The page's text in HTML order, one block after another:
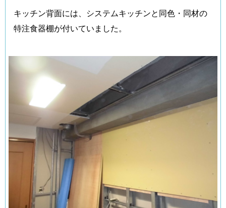
キッチン背面には、システムキッチンと同色・同材の
特注食器棚が付いていました。